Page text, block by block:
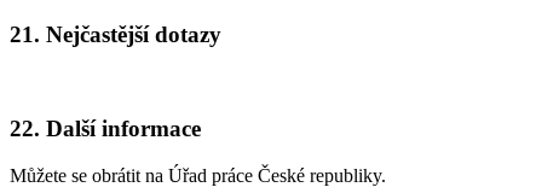
21. Nejčastější dotazy
22. Další informace
Můžete se obrátit na Úřad práce České republiky.